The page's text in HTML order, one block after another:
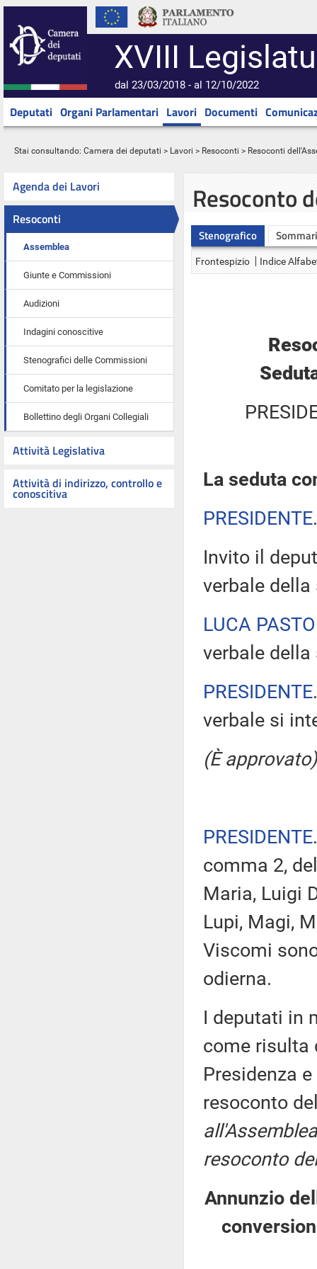
XVIII
dal 23/03/2018 - al 12/10/2022
Deputati Organi Parlamentari Lavori Documenti
Stai consultando: Camera dei deputati > Lavori > Resoconti > Resoconti
Agenda dei Lavori
Resoconti
Assemblea
Giunte e Commissioni
Audizioni
Indagini conoscitive
Stenografici delle Commissioni
Comitato per la legislazione
Bollettino degli Organi Collegiali
Attività Legislativa
Attività di indirizzo, controllo e
conoscitiva
Resoconto
Stenografico
Frontespizio Indice
La seduta
PRESIDENTE
Invito il
verbale della
LUCA
verbale
PRESIDENTE
verbale si
(È approvato)
PRESIDENTE
comma 2,
Maria, Luigi
Lupi, Magi,
Viscomi
odierna.
I deputati in
come risulta
Presidenza
resoconto
resoconto
Annunzio